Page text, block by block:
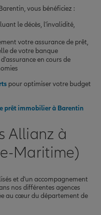
vous bénéficiez :
le décès, l'invalidité,
votre assurance de prêt,
de votre banque
en cours de
pour optimiser votre budget
prêt immobilier à Barentin
Allianz à
Maritime)
et d'un accompagnement
nos différentes agences
au cœur du département de